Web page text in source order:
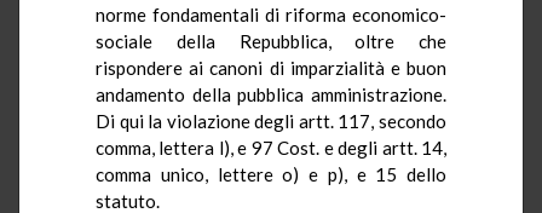
norme fondamentali di riforma economico-
sociale della Repubblica, oltre che
rispondere ai canoni di imparzialità e buon
andamento della pubblica amministrazione.
Di qui la violazione degli artt. 117, secondo
comma, lettera l), e 97 Cost. e degli artt. 14,
comma unico, lettere o) e p), e 15 dello
statuto.